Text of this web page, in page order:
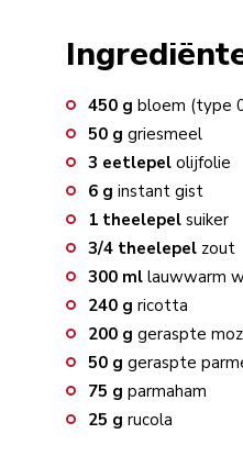
450 g bloem (type
50 g griesmeel
3 eetlepel olijfolie
6 g instant gist
1 theelepel suiker
3/4 theelepel zout
300 ml lauwwarm
240 g ricotta
200 g geraspte
50 g geraspte
75 g parmaham
25 g rucola